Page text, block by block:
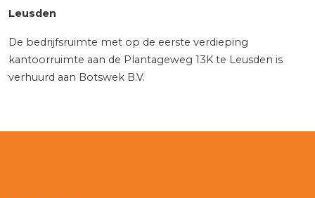
Leusden
De bedrijfsruimte met op de eerste verdieping
kantoorruimte aan de Plantageweg 13K te Leusden is
verhuurd aan Botswek B.V.